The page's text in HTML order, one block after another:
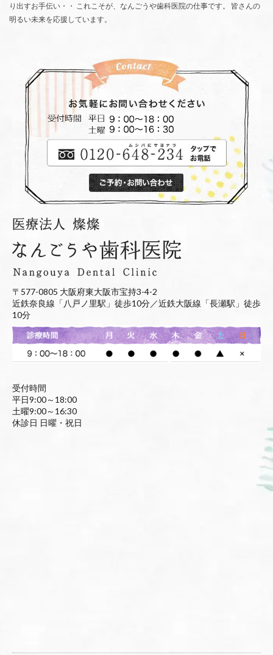
り出すお手伝い・・ これこそが、なんごうや歯科医院の仕事です。 皆さんの
明るい未来を応援しています。
〒577-0805 大阪府東大阪市宝持3-4-2
近鉄奈良線「八戸ノ里駅」徒歩10分／近鉄大阪線「長瀬駅」徒歩
10分
受付時間
平日9:00～18:00
土曜9:00～16:30
休診日 日曜・祝日